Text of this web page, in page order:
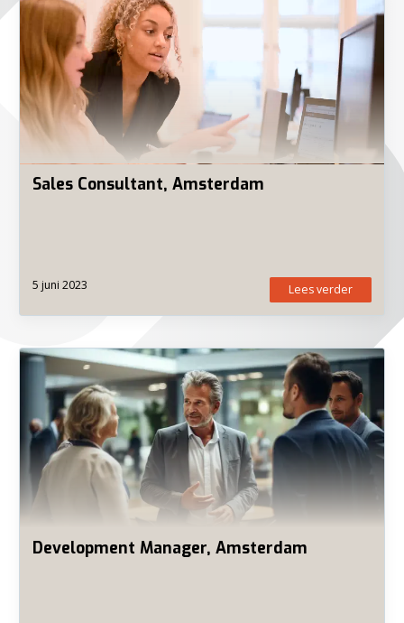
5 juni 2023 Lees verder
Sales Consultant, Amsterdam
Development Manager, Amsterdam